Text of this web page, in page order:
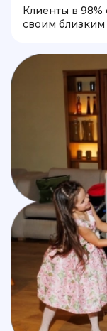
Клиенты в 98%
своим близким